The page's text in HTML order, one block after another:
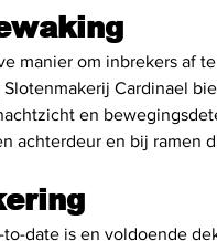
manier om inbrekers af
Cardinael
en
achterdeur en bij ramen
date is en voldoende